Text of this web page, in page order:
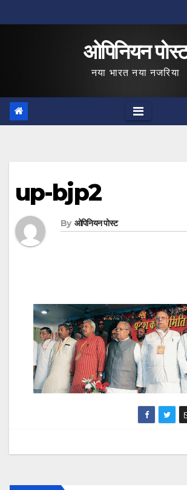
to
ओपिनियन
नया भारत नया नजरिया
up-bjp2
By ओपिनियन पोस्ट